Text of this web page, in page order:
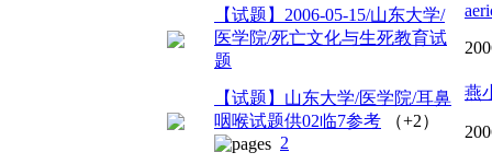
【试题】2006-05-15/山东大学/
医学院/死亡文化与生死教育试
题
【试题】山东大学/医学院/耳鼻
咽喉试题供02临7参考
（+2）
2
燕